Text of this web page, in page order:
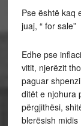
Pse është kaq
juaj, “ for sale”
Edhe pse
vitit, njerëzit
paguar
ditët e njohura
përgjithësi,
blerësish